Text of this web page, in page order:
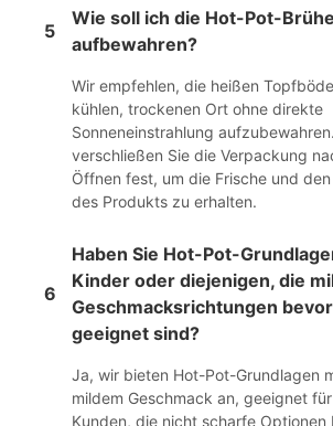
5
Wie soll ich die Hot-Pot-
aufbewahren?
Wir empfehlen, die heißen
kühlen, trockenen Ort ohne direkte
Sonneneinstrahlung
verschließen Sie die Verpackung
Öffnen fest, um die Frische und
des Produkts zu erhalten.
6
Haben Sie Hot-Pot-
Kinder oder diejenigen, die
Geschmacksrichtungen
geeignet sind?
Ja, wir bieten Hot-Pot-Grundlagen
mildem Geschmack an, geeignet
Kunden, die nicht scharfe Optionen